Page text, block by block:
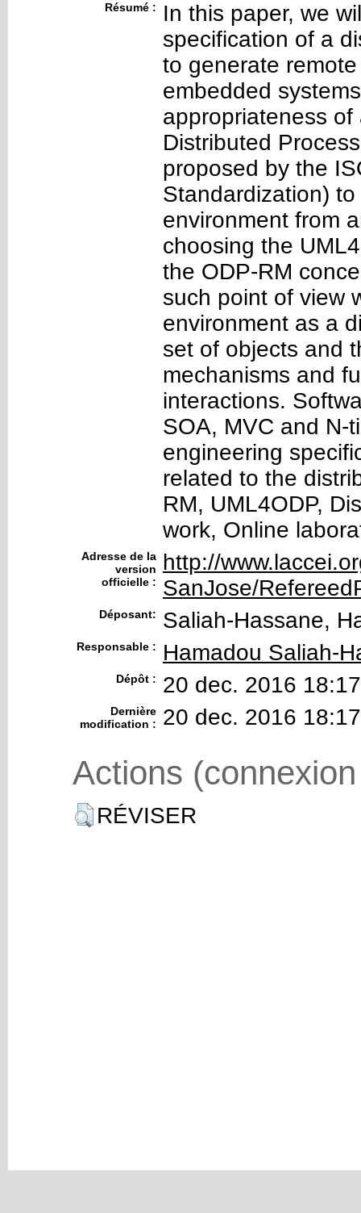
Résumé :
In this paper, we
specification of a
to generate
embedded
appropriateness
Distributed
proposed by the
Standardization)
environment from
choosing the
the ODP-RM
such point of view
environment as a
set of objects and
mechanisms and
interactions.
SOA, MVC and N-
engineering
related to the
RM, UML4ODP,
work, Online
Adresse de la
version
officielle :
http://
SanJose/
Déposant: Saliah-Hassane,
Responsable : Hamadou Saliah-
Dépôt : 20 dec. 2016 18:17
Dernière
modification :
20 dec. 2016 18:17
Actions
RÉVISER